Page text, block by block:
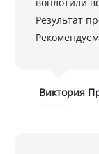
Результат
Виктория